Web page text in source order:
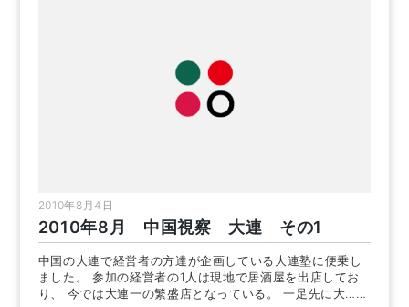
2010年8月4日
2010年8月 中国視察 大連 その1
中国の大連で経営者の方達が企画している大連塾に便乗し
ました。 参加の経営者の1人は現地で居酒屋を出店してお
り、 今では大連一の繁盛店となっている。 一足先に大……